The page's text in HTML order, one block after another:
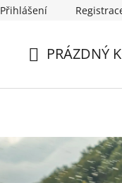
Přihlášení
PRÁZDNÝ